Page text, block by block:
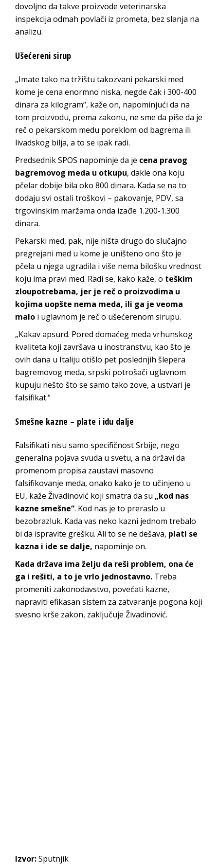
dovoljno da takve proizvode veterinarska
inspekcija odmah povlači iz prometa, bez slanja na
analizu.
Ušećereni sirup
„Imate tako na tržištu takozvani pekarski med
kome je cena enormno niska, negde čak i 300-400
dinara za kilogram“, kaže on, napominjući da na
tom proizvodu, prema zakonu, ne sme da piše da je
reč o pekarskom medu poreklom od bagrema ili
livadskog bilja, a to se ipak radi.
Predsednik SPOS napominje da je cena pravog
bagremovog meda u otkupu, dakle ona koju
pčelar dobije bila oko 800 dinara. Kada se na to
dodaju svi ostali troškovi – pakovanje, PDV, sa
trgovinskim maržama onda izađe 1.200-1.300
dinara.
Pekarski med, pak, nije ništa drugo do slučajno
pregrejani med u kome je uništeno ono što je
pčela u njega ugradila i više nema bilošku vrednost
koju ima pravi med. Radi se, kako kaže, o teškim
zloupotrebama, jer je reč o proizvodima u
kojima uopšte nema meda, ili ga je veoma
malo i uglavnom je reč o ušećerenom sirupu.
„Kakav apsurd. Pored domaćeg meda vrhunskog
kvaliteta koji završava u inostranstvu, kao što je
ovih dana u Italiju otišlo pet poslednjih šlepera
bagremovog meda, srpski potrošači uglavnom
kupuju nešto što se samo tako zove, a ustvari je
falsifikat.“
Smešne kazne – plate i idu dalje
Falsifikati nisu samo specifičnost Srbije, nego
generalna pojava svuda u svetu, a na državi da
promenom propisa zaustavi masovno
falsifikovanje meda, onako kako je to učinjeno u
EU, kaže Živadinović koji smatra da su „kod nas
kazne smešne“. Kod nas je to preraslo u
bezobrazluk. Kada vas neko kazni jednom trebalo
bi da ispravite grešku. Ali to se ne dešava, plati se
kazna i ide se dalje, napominje on.
Kada država ima želju da reši problem, ona će
ga i rešiti, a to je vrlo jednostavno. Treba
promeniti zakonodavstvo, povećati kazne,
napraviti efikasan sistem za zatvaranje pogona koji
svesno krše zakon, zaključuje Živadinović.
Izvor:Sputnjik